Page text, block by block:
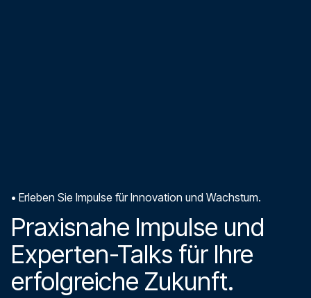
• Erleben Sie Impulse für Innovation und Wachstum.
Praxisnahe Impulse und
Experten-Talks für Ihre
erfolgreiche Zukunft.